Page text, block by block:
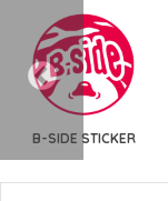
B-SIDE STICKER